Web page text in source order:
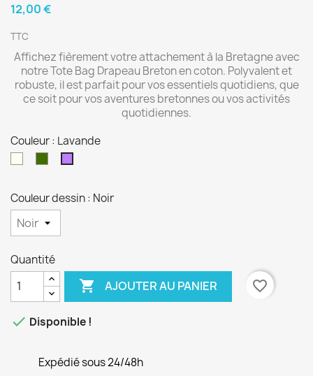
12,00 €
TTC
Affichez fièrement votre attachement à la Bretagne avec
notre Tote Bag Drapeau Breton en coton. Polyvalent et
robuste, il est parfait pour vos essentiels quotidiens, que
ce soit pour vos aventures bretonnes ou vos activités
quotidiennes.
Couleur : Lavande
Couleur dessin : Noir
Quantité
 AJOUTER AU PANIER favorite_border
 Disponible !
Expédié sous 24/48h